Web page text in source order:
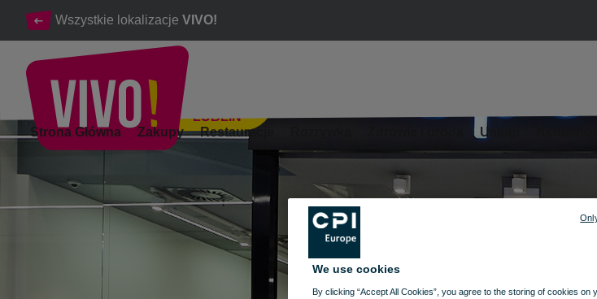
Wszystkie lokalizacje VIVO!
LUBLIN
Strona Główna Zakupy Restauracje Usługi
Największy Oficjalny Apple Premium Reseller w Polsce
We use cookies
By clicking “Accept All Cookies”, you agree to the storing of cookies